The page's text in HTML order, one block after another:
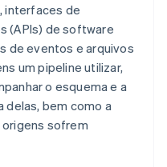
interfaces de
(APIs) de software
de eventos e arquivos
um pipeline utilizar,
o esquema e a
delas, bem como a
sofrem